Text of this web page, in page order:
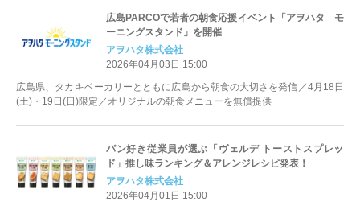
広島PARCOで若者の朝食応援イベント「アヲハタ モ
ーニングスタンド」を開催
アヲハタ株式会社
2026年04月03日 15:00
広島県、タカキベーカリーとともに広島から朝食の大切さを発信／4月18日
(土)・19日(日)限定／オリジナルの朝食メニューを無償提供
パン好き従業員が選ぶ「ヴェルデ トーストスプレッ
ド」推し味ランキング＆アレンジレシピ発表！
アヲハタ株式会社
2026年04月01日 15:00